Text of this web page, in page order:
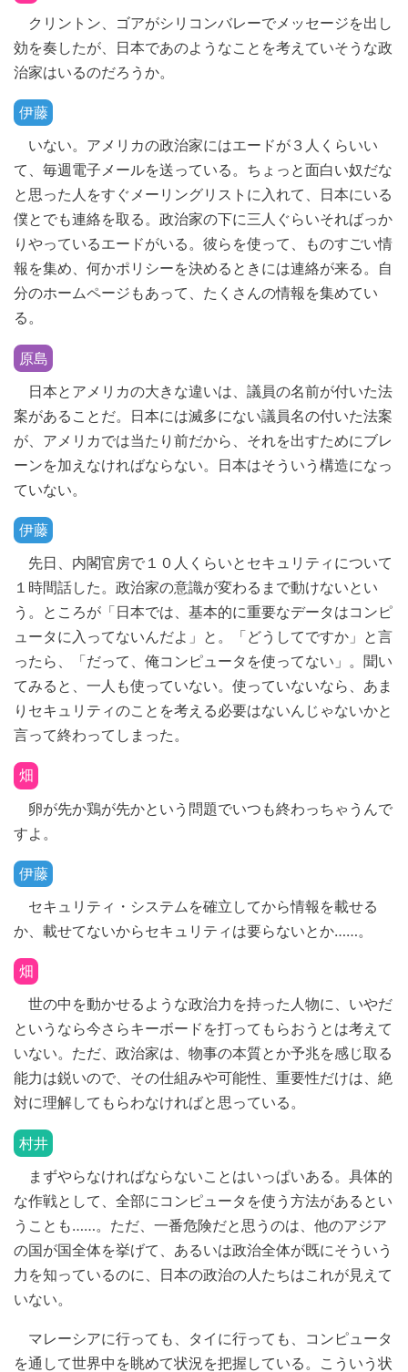
クリントン、ゴアがシリコンバレーでメッセージを出し
効を奏したが、日本であのようなことを考えていそうな政
治家はいるのだろうか。
伊藤
いない。アメリカの政治家にはエードが３人くらいい
て、毎週電子メールを送っている。ちょっと面白い奴だな
と思った人をすぐメーリングリストに入れて、日本にいる
僕とでも連絡を取る。政治家の下に三人ぐらいそればっか
りやっているエードがいる。彼らを使って、ものすごい情
報を集め、何かポリシーを決めるときには連絡が来る。自
分のホームページもあって、たくさんの情報を集めてい
る。
原島
日本とアメリカの大きな違いは、議員の名前が付いた法
案があることだ。日本には滅多にない議員名の付いた法案
が、アメリカでは当たり前だから、それを出すためにブレ
ーンを加えなければならない。日本はそういう構造になっ
ていない。
伊藤
先日、内閣官房で１０人くらいとセキュリティについて
１時間話した。政治家の意識が変わるまで動けないとい
う。ところが「日本では、基本的に重要なデータはコンピ
ュータに入ってないんだよ」と。「どうしてですか」と言
ったら、「だって、俺コンピュータを使ってない」。聞い
てみると、一人も使っていない。使っていないなら、あま
りセキュリティのことを考える必要はないんじゃないかと
言って終わってしまった。
畑
卵が先か鶏が先かという問題でいつも終わっちゃうんで
すよ。
伊藤
セキュリティ・システムを確立してから情報を載せる
か、載せてないからセキュリティは要らないとか……。
畑
世の中を動かせるような政治力を持った人物に、いやだ
というなら今さらキーボードを打ってもらおうとは考えて
いない。ただ、政治家は、物事の本質とか予兆を感じ取る
能力は鋭いので、その仕組みや可能性、重要性だけは、絶
対に理解してもらわなければと思っている。
村井
まずやらなければならないことはいっぱいある。具体的
な作戦として、全部にコンピュータを使う方法があるとい
うことも……。ただ、一番危険だと思うのは、他のアジア
の国が国全体を挙げて、あるいは政治全体が既にそういう
力を知っているのに、日本の政治の人たちはこれが見えて
いない。
マレーシアに行っても、タイに行っても、コンピュータ
を通して世界中を眺めて状況を把握している。こういう状